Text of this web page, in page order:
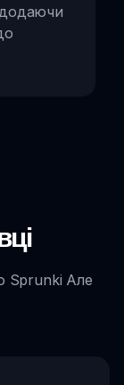
додаючи
Sprunki Але